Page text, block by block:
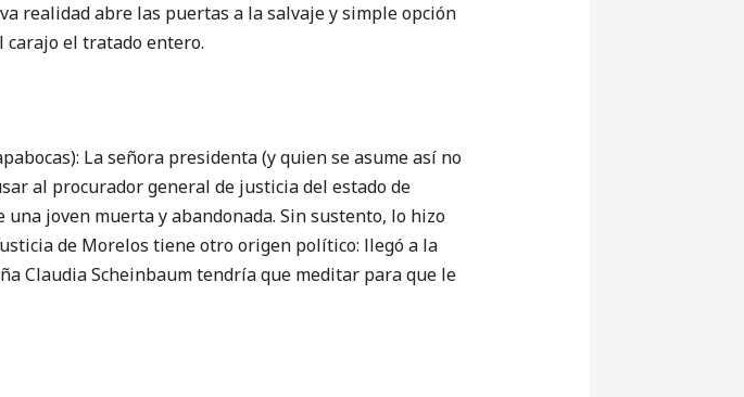
realidad abre las puertas a la salvaje y simple opción
el tratado entero.
La señora presidenta (y quien se asume así no
al procurador general de justicia del estado de
joven muerta y abandonada. Sin sustento, lo hizo
de Morelos tiene otro origen político: llegó a la
Claudia Scheinbaum tendría que meditar para que le